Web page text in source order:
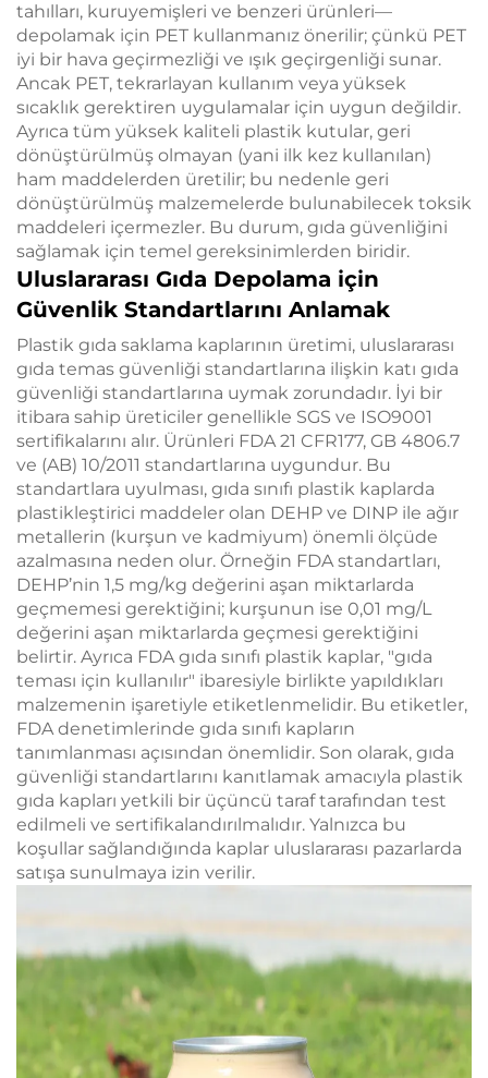
tahılları, kuruyemişleri ve benzeri ürünleri—
depolamak için PET kullanmanız önerilir; çünkü PET
iyi bir hava geçirmezliği ve ışık geçirgenliği sunar.
Ancak PET, tekrarlayan kullanım veya yüksek
sıcaklık gerektiren uygulamalar için uygun değildir.
Ayrıca tüm yüksek kaliteli plastik kutular, geri
dönüştürülmüş olmayan (yani ilk kez kullanılan)
ham maddelerden üretilir; bu nedenle geri
dönüştürülmüş malzemelerde bulunabilecek toksik
maddeleri içermezler. Bu durum, gıda güvenliğini
sağlamak için temel gereksinimlerden biridir.
Uluslararası Gıda Depolama için
Güvenlik Standartlarını Anlamak
Plastik gıda saklama kaplarının üretimi, uluslararası
gıda temas güvenliği standartlarına ilişkin katı gıda
güvenliği standartlarına uymak zorundadır. İyi bir
itibara sahip üreticiler genellikle SGS ve ISO9001
sertifikalarını alır. Ürünleri FDA 21 CFR177, GB 4806.7
ve (AB) 10/2011 standartlarına uygundur. Bu
standartlara uyulması, gıda sınıfı plastik kaplarda
plastikleştirici maddeler olan DEHP ve DINP ile ağır
metallerin (kurşun ve kadmiyum) önemli ölçüde
azalmasına neden olur. Örneğin FDA standartları,
DEHP’nin 1,5 mg/kg değerini aşan miktarlarda
geçmemesi gerektiğini; kurşunun ise 0,01 mg/L
değerini aşan miktarlarda geçmesi gerektiğini
belirtir. Ayrıca FDA gıda sınıfı plastik kaplar, "gıda
teması için kullanılır" ibaresiyle birlikte yapıldıkları
malzemenin işaretiyle etiketlenmelidir. Bu etiketler,
FDA denetimlerinde gıda sınıfı kapların
tanımlanması açısından önemlidir. Son olarak, gıda
güvenliği standartlarını kanıtlamak amacıyla plastik
gıda kapları yetkili bir üçüncü taraf tarafından test
edilmeli ve sertifikalandırılmalıdır. Yalnızca bu
koşullar sağlandığında kaplar uluslararası pazarlarda
satışa sunulmaya izin verilir.